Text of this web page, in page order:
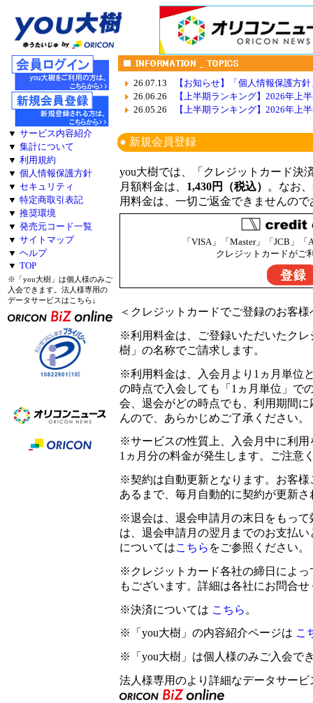
▼ サービス内容紹介
▼ 集計について
▼ 利用規約
▼ 個人情報保護方針
▼ セキュリティ
▼ 特定商取引表記
▼ 推奨環境
▼ 発売元コード一覧
▼ サイトマップ
▼ ヘルプ
▼ TOP
※「you大樹」は個人様のみご
入会できます。法人様専用の
データサービスはこちら↓
26.07.13
【お知らせ】「個人情報保護方
26.06.26
【上半期ランキング】2026年上
26.05.26
【上半期ランキング】2026年上
● 新規会員登録
you大樹では、「クレジットカード決
月額料金は、 1,430円（税込）
。なお
用料金は、一切ご返金できませんの
「VISA」「Master」「JCB」
クレジットカードがご
＜クレジットカードでご登録のお客
※利用料金は、ご登録いただいたクレ
樹」の名称でご請求します。
※利用料金は、入会月より1ヵ月単位
の時点で入会しても「1ヵ月単位」で
会、退会がどの時点でも、利用期間
んので、あらかじめご了承ください。
※サービスの性質上、入会月中に利
1ヵ月分の料金が発生します。ご注意
※契約は自動更新となります。お客
あるまで、毎月自動的に契約が更新さ
※退会は、退会申請月の末日をもっ
は、退会申請月の翌月までのお支払
についてはこちら をご参照ください。
※クレジットカード各社の締日によ
もございます。詳細は各社にお問合
※決済については こちら 。
※「you大樹」の内容紹介ページは こ
※「you大樹」は個人様のみご入会で
法人様専用のより詳細なデータサー